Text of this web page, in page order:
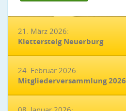
21. März 2026:
Klettersteig Neuerburg
24. Februar 2026:
Mitgliederversammlung 2026